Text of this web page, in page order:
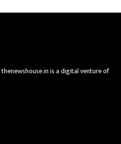
is a digital venture of